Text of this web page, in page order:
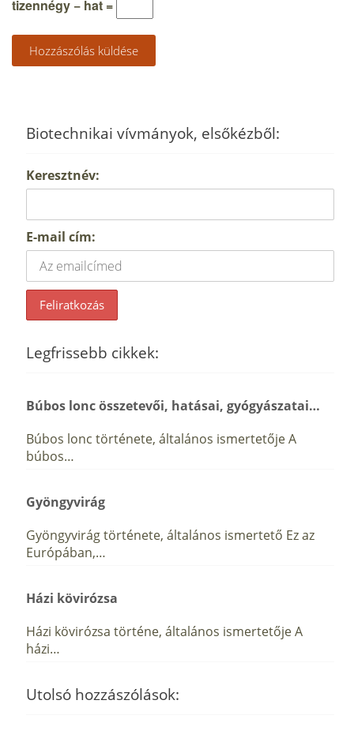
tizennégy − hat =
Biotechnikai vívmányok, elsőkézből:
Keresztnév:
E-mail cím:
Legfrissebb cikkek:
Búbos lonc összetevői, hatásai, gyógyászatai…
Búbos lonc története, általános ismertetője A
búbos…
Gyöngyvirág
Gyöngyvirág története, általános ismertető Ez az
Európában,…
Házi kövirózsa
Házi kövirózsa történe, általános ismertetője A
házi…
Utolsó hozzászólások: